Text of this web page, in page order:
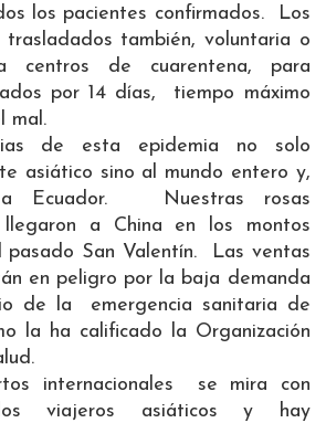
los pacientes confirmados. Los
trasladados también, voluntaria o
centros de cuarentena, para
por 14 días, tiempo máximo
mal.
de esta epidemia no solo
asiático sino al mundo entero y,
a Ecuador. Nuestras rosas
llegaron a China en los montos
pasado San Valentín. Las ventas
en peligro por la baja demanda
de la emergencia sanitaria de
la ha calificado la Organización
internacionales se mira con
viajeros asiáticos y hay